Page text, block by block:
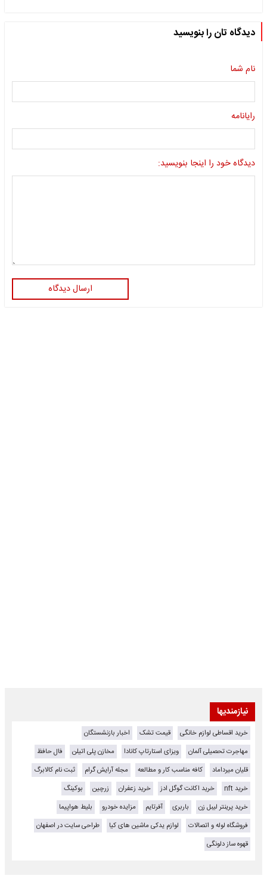
دیدگاه تان را بنویسید
نام شما
رایانامه
دیدگاه خود را اینجا بنویسید:
ارسال دیدگاه
نیازمندیها
خرید اقساطی لوازم خانگی قیمت تشک
اخبار بازنشستگان
مهاجرت تحصیلی آلمان
ویزای استارتاپ کانادا مخازن پلی اتیلن
فال حافظ
قلیان میرداماد
کافه مناسب کار و مطالعه مجله آرایش گرام
ثبت نام کالابرگ
خرید nft
خرید اکانت گوگل ادز خرید زعفران زرچین
بوکینگ
خرید پرینتر لیبل زن
باربری آفرتایم مزایده خودرو
بلیط هواپیما
فروشگاه لوله و اتصالات
لوازم یدکی ماشین های کیا
طراحی سایت در اصفهان
قهوه ساز دلونگی